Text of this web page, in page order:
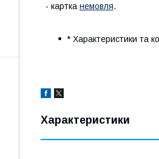
- картка немовля.
* Характеристики та
Характеристики